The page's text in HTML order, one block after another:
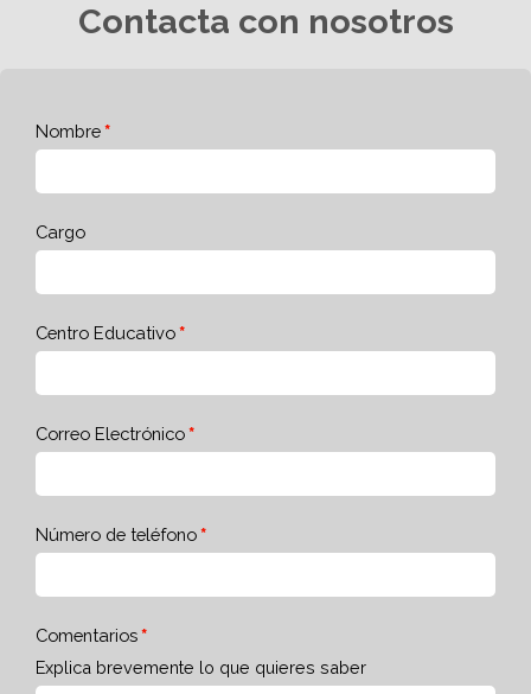
Contacta con nosotros
Nombre
Cargo
Centro Educativo
Correo Electrónico
Número de teléfono
Comentarios
Explica brevemente lo que quieres saber